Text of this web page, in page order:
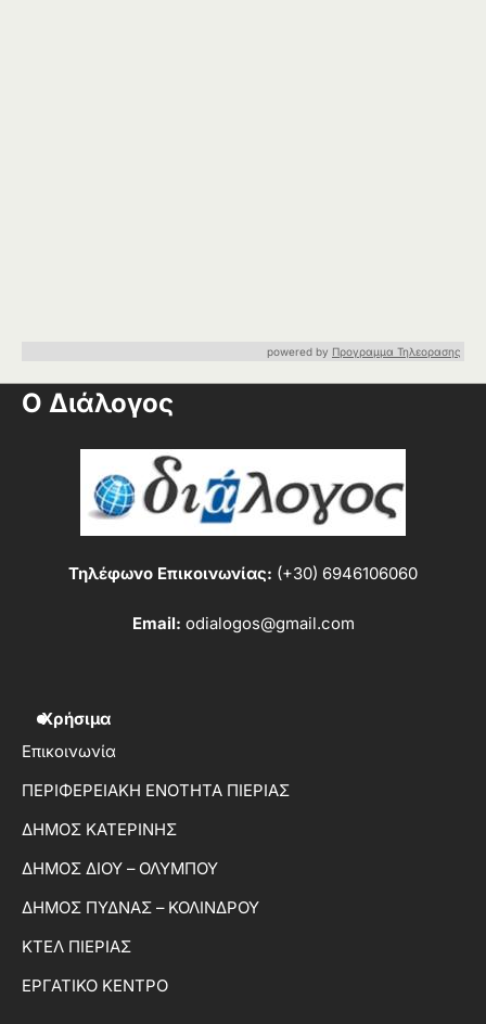
powered by Προγραμμα Τηλεορασης
Ο Διάλογος
Τηλέφωνο Επικοινωνίας: (+30) 6946106060
Email: odialogos@gmail.com
Χρήσιμα
Επικοινωνία
ΠΕΡΙΦΕΡΕΙΑΚΗ ΕΝΟΤΗΤΑ ΠΙΕΡΙΑΣ
ΔΗΜΟΣ ΚΑΤΕΡΙΝΗΣ
ΔΗΜΟΣ ΔΙΟΥ – ΟΛΥΜΠΟΥ
ΔΗΜΟΣ ΠΥΔΝΑΣ – ΚΟΛΙΝΔΡΟΥ
ΚΤΕΛ ΠΙΕΡΙΑΣ
ΕΡΓΑΤΙΚΟ ΚΕΝΤΡΟ